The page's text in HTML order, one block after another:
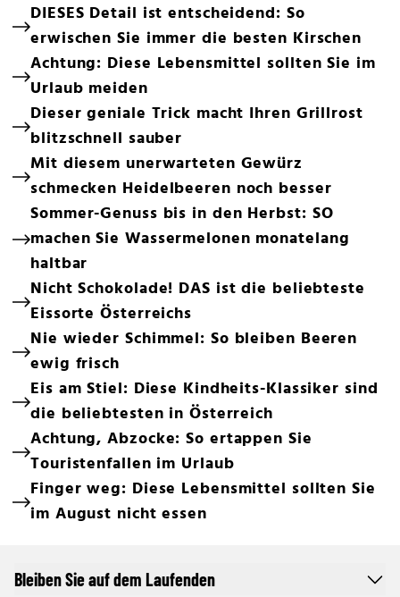
DIESES Detail ist entscheidend: So
erwischen Sie immer die besten Kirschen
Achtung: Diese Lebensmittel sollten Sie im
Urlaub meiden
Dieser geniale Trick macht Ihren Grillrost
blitzschnell sauber
Mit diesem unerwarteten Gewürz
schmecken Heidelbeeren noch besser
Sommer-Genuss bis in den Herbst: SO
machen Sie Wassermelonen monatelang
haltbar
Nicht Schokolade! DAS ist die beliebteste
Eissorte Österreichs
Nie wieder Schimmel: So bleiben Beeren
ewig frisch
Eis am Stiel: Diese Kindheits-Klassiker sind
die beliebtesten in Österreich
Achtung, Abzocke: So ertappen Sie
Touristenfallen im Urlaub
Finger weg: Diese Lebensmittel sollten Sie
im August nicht essen
Bleiben Sie auf dem Laufenden